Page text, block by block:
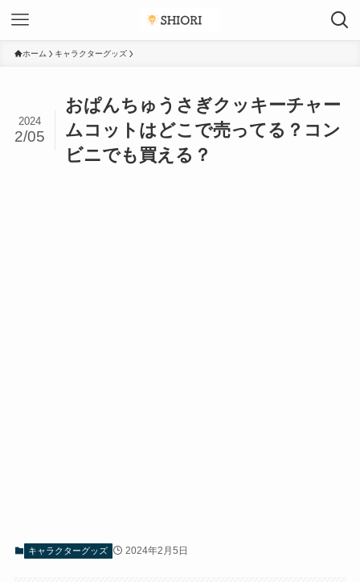
ホーム キャラクターグッズ
おぱんちゅうさぎクッキーチャー
ムコットはどこで売ってる？コン
ビニでも買える？
2024
2/05
キャラクターグッズ 2024年2月5日